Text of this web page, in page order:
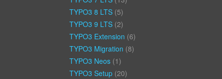
TYPO3 8 LTS (5)
TYPO3 9 LTS (2)
TYPO3 Extension (6)
TYPO3 Migration (8)
TYPO3 Neos (1)
TYPO3 Setup (20)